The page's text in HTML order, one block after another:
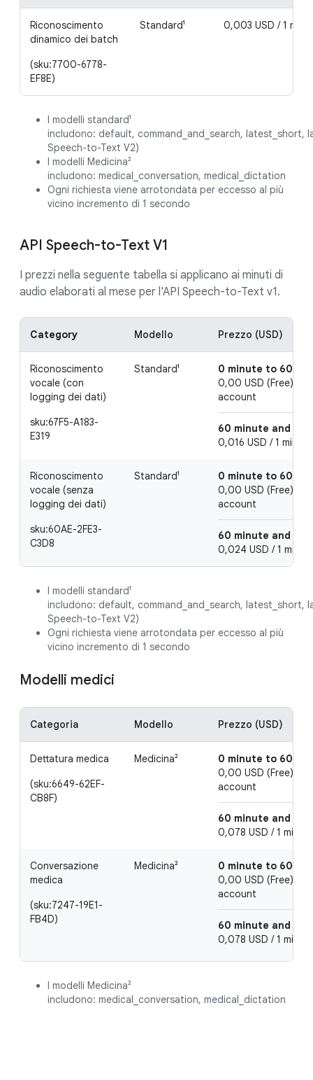
Riconoscimento
dinamico dei batch
(sku:7700-6778-
EF8E)
Standard¹ 0,003 USD / 1
I modelli standard¹
includono: default, command_and_search, latest_short,
Speech-to-Text V2)
I modelli Medicina²
includono: medical_conversation, medical_dictation
Ogni richiesta viene arrotondata per eccesso al più
vicino incremento di 1 secondo
API Speech-to-Text V1
I prezzi nella seguente tabella si applicano ai minuti di
audio elaborati al mese per l'API Speech-to-Text v1.
Category Modello Prezzo (USD)
Riconoscimento
vocale (con
logging dei dati)
sku:67F5-A183-
E319
Standard¹
0 minute to 60
0,00 USD (Free) / 1
account
60 minute and
0,016 USD / 1
Riconoscimento
vocale (senza
logging dei dati)
sku:60AE-2FE3-
C3D8
Standard¹
0 minute to 60
0,00 USD (Free) / 1
account
60 minute and
0,024 USD / 1
I modelli standard¹
includono: default, command_and_search, latest_short,
Speech-to-Text V2)
Ogni richiesta viene arrotondata per eccesso al più
vicino incremento di 1 secondo
Modelli medici
Categoria Modello Prezzo (USD)
Dettatura medica
(sku:6649-62EF-
CB8F)
Medicina²
0 minute to 60
0,00 USD (Free) / 1
account
60 minute and
0,078 USD / 1
Conversazione
medica
(sku:7247-19E1-
FB4D)
Medicina²
0 minute to 60
0,00 USD (Free) / 1
account
60 minute and
0,078 USD / 1
I modelli Medicina²
includono: medical_conversation, medical_dictation